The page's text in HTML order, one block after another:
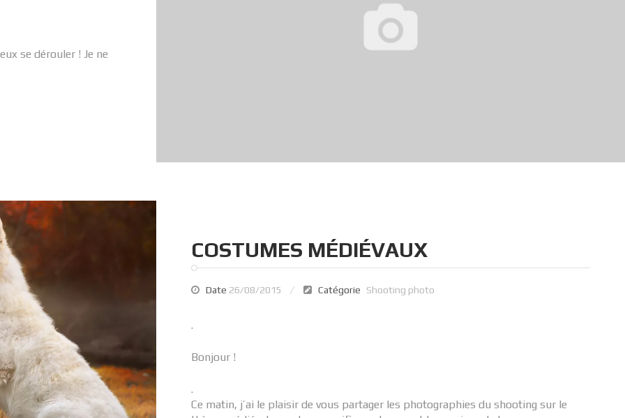
se dérouler ! Je ne
COSTUMES MÉDIÉVAUX
Date 26/08/2015 Catégorie Shooting photo
.
Bonjour !
.
Ce matin, j’ai le plaisir de vous partager les photographies du shooting sur le